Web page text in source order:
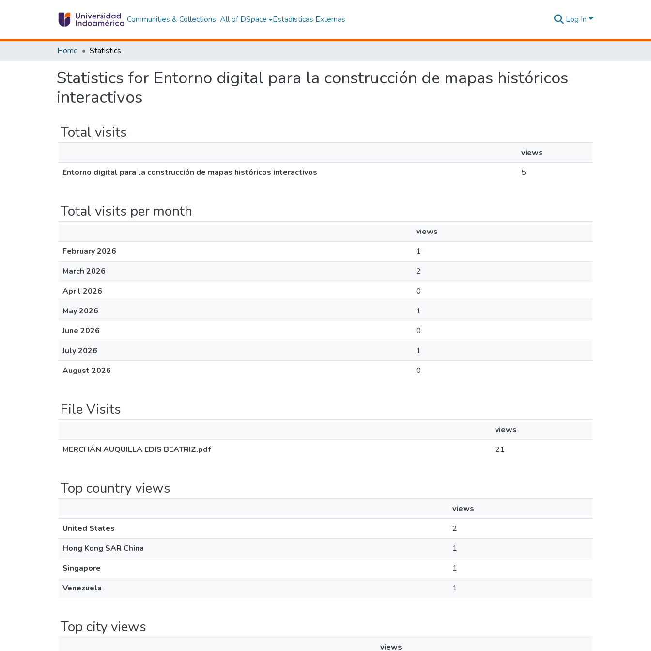
Communities & Collections All of DSpace Estadísticas Externas Log In
Home Statistics
Statistics for Entorno digital para la construcción de mapas históricos
interactivos
Total visits
views
Entorno digital para la construcción de mapas históricos interactivos
5
Total visits per month
views
February 2026
1
March 2026
2
April 2026
0
May 2026
1
June 2026
0
July 2026
1
August 2026
0
File Visits
views
MERCHÁN AUQUILLA EDIS BEATRIZ.pdf
21
Top country views
views
United States
2
Hong Kong SAR China
1
Singapore
1
Venezuela
1
Top city views
views